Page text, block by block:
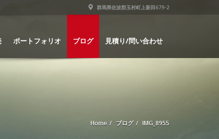
群馬県佐波郡玉村町上新田679-2
ポートフォリオ ブログ 見積り/問い合わせ
Home ブログ IMG_8955